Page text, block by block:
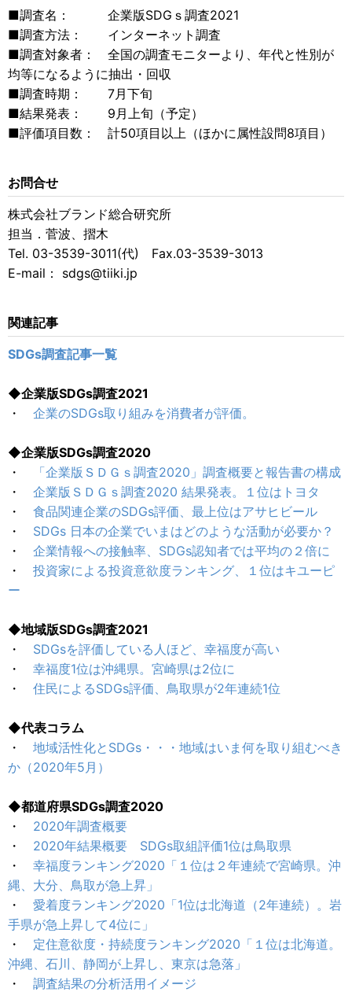
■調査名： 企業版SDGｓ調査2021
■調査方法： インターネット調査
■調査対象者： 全国の調査モニターより、年代と性別が
均等になるように抽出・回収
■調査時期： 7月下旬
■結果発表： 9月上旬（予定）
■評価項目数： 計50項目以上（ほかに属性設問8項目）
お問合せ
株式会社ブランド総合研究所
担当．菅波、摺木
Tel. 03-3539-3011(代) Fax.03-3539-3013
E-mail： sdgs@tiiki.jp
関連記事
SDGs調査記事一覧
◆企業版SDGs調査2021
・ 企業のSDGs取り組みを消費者が評価。
◆企業版SDGs調査2020
・
「企業版ＳＤＧｓ調査2020」調査概要と報告書の構成
・ 企業版ＳＤＧｓ調査2020 結果発表。１位はトヨタ
・ 食品関連企業のSDGs評価、最上位はアサヒビール
・ SDGs 日本の企業でいまはどのような活動が必要か？
・ 企業情報への接触率、SDGs認知者では平均の２倍に
・ 投資家による投資意欲度ランキング、１位はキユーピ
ー
◆地域版SDGs調査2021
・ SDGsを評価している人ほど、幸福度が高い
・ 幸福度1位は沖縄県。宮崎県は2位に
・ 住民によるSDGs評価、鳥取県が2年連続1位
◆代表コラム
・ 地域活性化とSDGs・・・地域はいま何を取り組むべき
か（2020年5月）
◆都道府県SDGs調査2020
・ 2020年調査概要
・ 2020年結果概要 SDGs取組評価1位は鳥取県
・ 幸福度ランキング2020「１位は２年連続で宮崎県。沖
縄、大分、鳥取が急上昇」
・ 愛着度ランキング2020「1位は北海道（2年連続）。岩
手県が急上昇して4位に」
・ 定住意欲度・持続度ランキング2020「１位は北海道。
沖縄、石川、静岡が上昇し、東京は急落」
・ 調査結果の分析活用イメージ